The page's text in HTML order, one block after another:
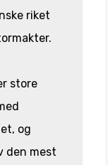
riket
store
og
den mest